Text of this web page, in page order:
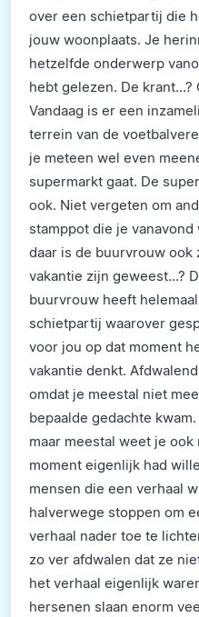
over een schietpartij die
jouw woonplaats. Je
hetzelfde onderwerp
hebt gelezen. De krant...?
Vandaag is er een
terrein van de
je meteen wel even
supermarkt gaat. De
ook. Niet vergeten om
stamppot die je vanavond
daar is de buurvrouw ook
vakantie zijn geweest...?
buurvrouw heeft
schietpartij waarover
voor jou op dat moment
vakantie denkt.
omdat je meestal niet
bepaalde gedachte
maar meestal weet je
moment eigenlijk had
mensen die een verhaal
halverwege stoppen om
verhaal nader toe te
zo ver afdwalen dat ze
het verhaal eigenlijk
hersenen slaan enorm